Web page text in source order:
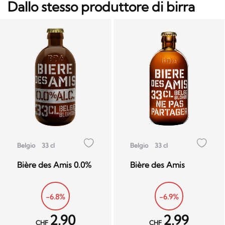
Dallo stesso produttore di birra
Belgio 33 cl
Bière des Amis 0.0%
-6.8%
CHF 2.90
Belgio 33 cl
Bière des Amis
-6.9%
CHF 2.99